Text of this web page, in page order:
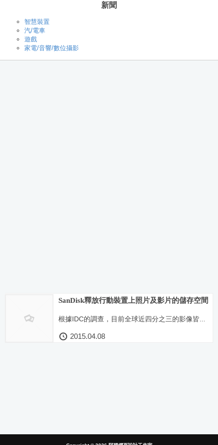
新聞
智慧裝置
汽/電車
遊戲
家電/音響/數位攝影
SanDisk釋放行動裝置上照片及影片的儲存空間
根據IDC的調查，目前全球近四分之三的影像皆...
2015.04.08